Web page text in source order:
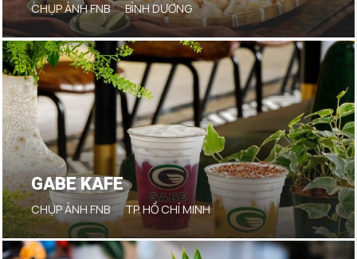
CHỤP ẢNH FNB BÌNH DƯƠNG
GABE KAFE
CHỤP ẢNH FNB TP. HỒ CHÍ MINH